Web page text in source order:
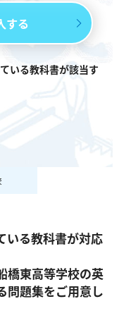
する
いる教科書が該当す
いる教科書が対応
橋東高等学校の英
問題集をご用意し